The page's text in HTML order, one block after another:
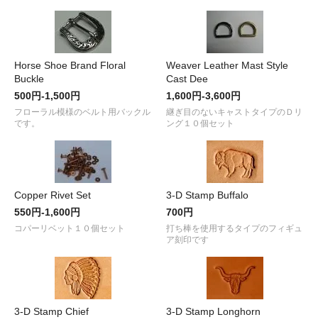
Horse Shoe Brand Floral
Buckle
500円-1,500円
フローラル模様のベルト用バックル
です。
Weaver Leather Mast Style
Cast Dee
1,600円-3,600円
継ぎ目のないキャストタイプのＤリ
ング１０個セット
Copper Rivet Set
550円-1,600円
コパーリベット１０個セット
3-D Stamp Buffalo
700円
打ち棒を使用するタイプのフィギュ
ア刻印です
3-D Stamp Chief
3-D Stamp Longhorn